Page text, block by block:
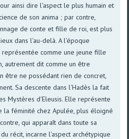
ainsi dire l'aspect le plus humain et
de son anima ; par contre,
de conte et fille de roi, est plus
dans l'au-delà. A l'époque
représentée comme une jeune fille
autrement dit comme un être
être ne possédant rien de concret,
Sa descente dans l'Hadès la fait
Mystères d'Eleusis. Elle représente
la féminité chez Apulée, plus éloigné
qui apparaît dans toute sa
récit, incarne l'aspect archétypique